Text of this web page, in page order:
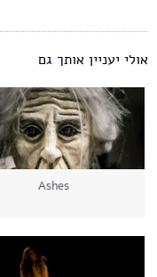
אולי יעניין אותך גם
Ashes